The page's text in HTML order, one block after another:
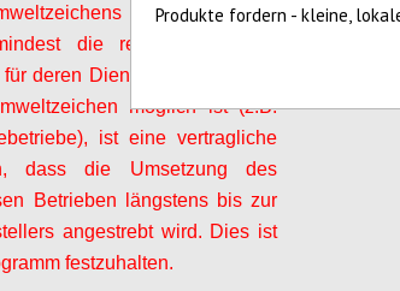
informiert und
die relevanten Muss-
deren Dienstleistungen eine
möglich ist (z.B.
ist eine vertragliche
dass die Umsetzung des
Betrieben längstens bis zur
angestrebt wird. Dies ist
festzuhalten.
Produkte fordern - kleine,